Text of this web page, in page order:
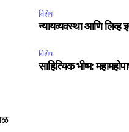
विशेष
न्यायव्यवस्था आणि लिव्ह
विशेष
साहित्यिक भीष्म: